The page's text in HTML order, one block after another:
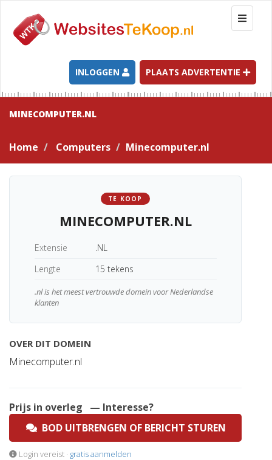
T
o
g
l
e
n
a
t
INLOGGEN PLAATS ADVERTENTIE
MINECOMPUTER.NL
Home Computers Minecomputer.nl
TE KOOP
MINECOMPUTER.NL
Extensie
.NL
Lengte
15 tekens
.nl is het meest vertrouwde domein voor Nederlandse
klanten
OVER DIT DOMEIN
Minecomputer.nl
Prijs in overleg
— Interesse?
BOD UITBRENGEN OF BERICHT STUREN
Login vereist · gratis aanmelden